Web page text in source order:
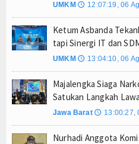
UMKM 🕔 12:07:19, 06
Ketum Asbanda
tapi Sinergi IT dan
UMKM 🕔 13:04:10, 06
Majalengka Siaga
Satukan Langkah
Jawa Barat 🕔 13:00:27,
Nurhadi Anggota